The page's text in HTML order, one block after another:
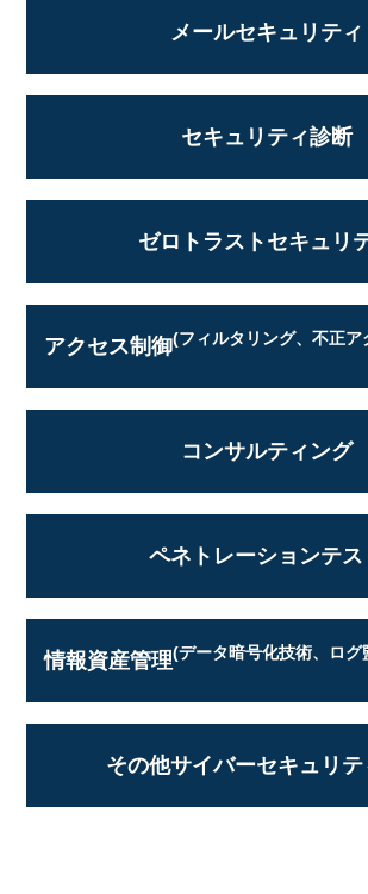
メールセキュリティ
セキュリティ診断
ゼロトラストセキュリ
アクセス制御(フィルタリング、不正ア
コンサルティング
ペネトレーションテス
情報資産管理(データ暗号化技術、ログ
その他サイバーセキュリ